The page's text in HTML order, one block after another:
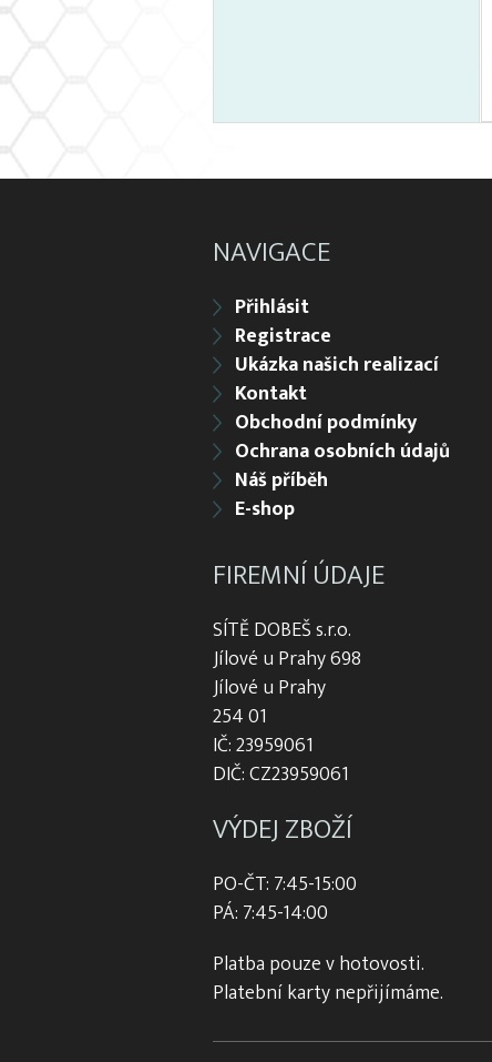
NAVIGACE
Přihlásit
Registrace
Ukázka našich realizací
Kontakt
Obchodní podmínky
Ochrana osobních údajů
Náš příběh
E-shop
FIREMNÍ ÚDAJE
SÍTĚ DOBEŠ s.r.o.
Jílové u Prahy 698
Jílové u Prahy
254 01
IČ: 23959061
DIČ: CZ23959061
VÝDEJ ZBOŽÍ
PO-ČT: 7:45-15:00
PÁ: 7:45-14:00
Platba pouze v hotovosti.
Platební karty nepřijímáme.